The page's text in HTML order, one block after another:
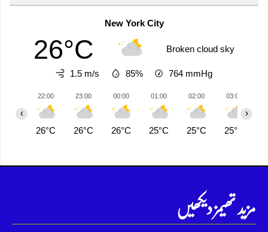
New York City
26°C Broken cloud sky
1.5 m/s 85% 764 mmHg
22:00
26°C
23:00
26°C
00:00
26°C
01:00
25°C
02:00
25°C
03:00
25°C
‹ ›
مزید تھیمز دیکھیں